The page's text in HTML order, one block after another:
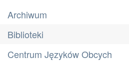
Archiwum
Biblioteki
Centrum Języków Obcych